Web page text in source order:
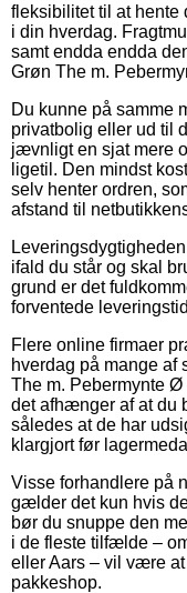
fleksibilitet til at hente
i din hverdag.
samt endda endda
Grøn The m.
Du kunne på samme
privatbolig eller ud til
jævnligt en sjat mere
ligetil. Den mindst
selv henter ordren,
afstand til
ifald du står og skal
grund er det
forventede
Flere online firmaer
hverdag på mange af
The m. Pebermynte
det afhænger af at du
således at de har
klargjort før
Visse forhandlere på
gælder det kun hvis
bør du snuppe den
i de fleste tilfælde –
eller Aars – vil være
pakkeshop.